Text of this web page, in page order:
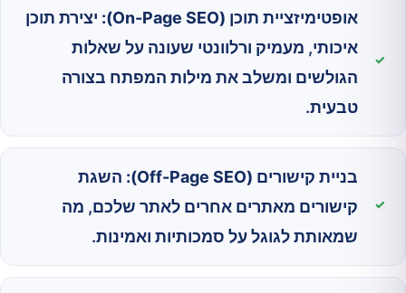
אופטימיזציית תוכן (On-Page SEO):
יצירת תוכן
איכותי, מעמיק ורלוונטי שעונה על שאלות
הגולשים ומשלב את מילות המפתח בצורה
טבעית.
בניית קישורים (Off-Page SEO):
השגת
קישורים מאתרים אחרים לאתר שלכם, מה
שמאותת לגוגל על סמכותיות ואמינות.